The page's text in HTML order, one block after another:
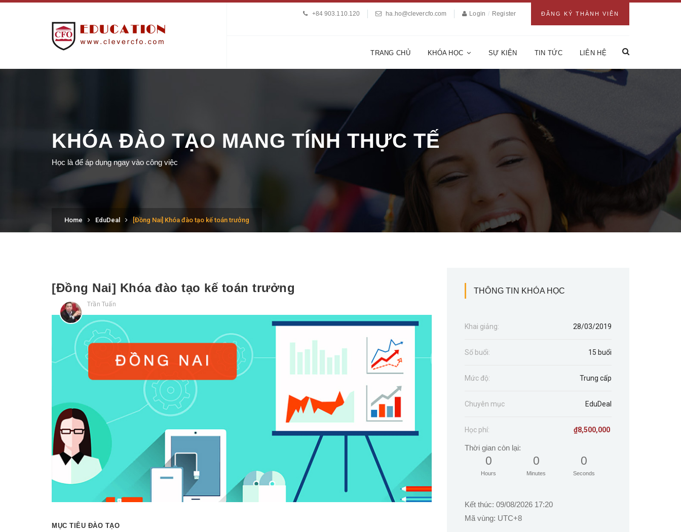
ĐĂNG KÝ THÀNH VIÊN
+84 903.110.120 ha.ho@clevercfo.com Login / Register
TRANG CHỦ KHÓA HỌC SỰ KIỆN TIN TỨC LIÊN HỆ
KHÓA ĐÀO TẠO MANG TÍNH THỰC TẾ
Học là để áp dụng ngay vào công việc
Home EduDeal [Đồng Nai] Khóa đào tạo kế toán trưởng
[Đồng Nai] Khóa đào tạo kế toán trưởng
Trần Tuấn
MỤC TIÊU ĐÀO TẠO
THÔNG TIN KHÓA HỌC
Khai giảng: 28/03/2019
Số buổi: 15 buổi
Mức độ: Trung cấp
Chuyên mục EduDeal
Học phí: 8,500,000
₫
Thời gian còn lại:
0
Hours
0
Minutes
0
Seconds
Kết thúc: 09/08/2026 17:20
Mã vùng: UTC+8